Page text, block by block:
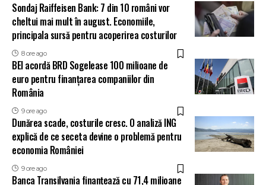
Sondaj Raiffeisen Bank: 7 din 10 români vor
cheltui mai mult în august. Economiile,
principala sursă pentru acoperirea costurilor
8 ore ago
BEI acordă BRD Sogelease 100 milioane de
euro pentru finanțarea companiilor din
România
9 ore ago
Dunărea scade, costurile cresc. O analiză ING
explică de ce seceta devine o problemă pentru
economia României
9 ore ago
Banca Transilvania finanțează cu 71,4 milioane